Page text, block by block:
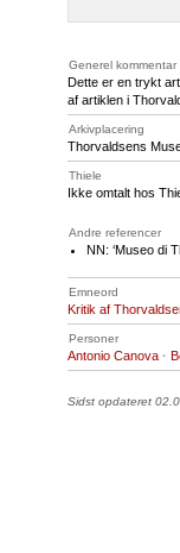
Generel kommentar
Dette er en trykt
af artiklen i
Arkivplacering
Thorvaldsens
Thiele
Ikke omtalt hos
Andre referencer
NN: ‘Museo di
Emneord
Kritik af
Personer
Antonio Canova ·
Sidst opdateret